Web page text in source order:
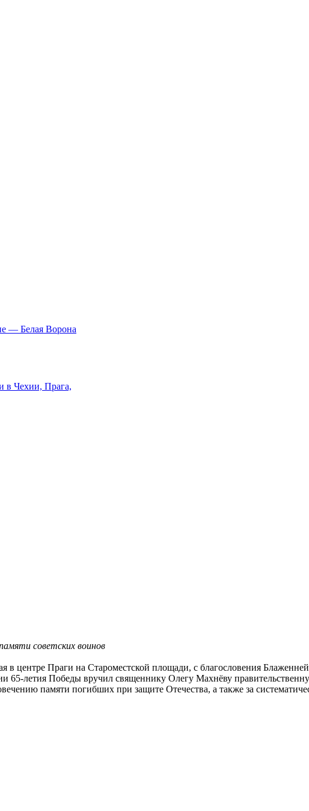
советских воинов
в центре Праги на Староместской площади, с благословения
65-летия Победы вручил священнику Олегу Махнёву
памяти погибших при защите Отечества, а также за